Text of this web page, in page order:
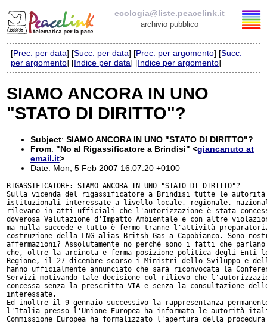
ecologia@liste.peacelink.it
archivio pubblico
Elenco delle liste
Iscrizione / Cancellazione
Policy delle liste di PeaceLink
Informativa sulla privacy
Richieste di rimozione
[Prec. per data] [Succ. per data] [Prec. per argomento] [Succ.
per argomento] [Indice per data] [Indice per argomento]
SIAMO ANCORA IN UNO
"STATO DI DIRITTO"?
Subject: SIAMO ANCORA IN UNO "STATO DI DIRITTO"?
From: "No al Rigassificatore a Brindisi" <giancanuto at
email.it>
Date: Mon, 5 Feb 2007 16:07:20 +0100
RIGASSIFICATORE: SIAMO ANCORA IN UNO "STATO DI DIRITTO"?
Sulla vicenda del rigassificatore a Brindisi tutte le autorità
istituzionali interessate a livello locale, regionale,
rilevano in atti ufficiali che l'autorizzazione è stata
doverosa Valutazione d'Impatto Ambientale e con altre
ma nulla succede e tutto è fermo tranne l'attività
costruzione della LNG alias Britsh Gas a Capobianco. Sono
affermazioni? Assolutamente no perché sono i fatti che parlano
che, oltre la arcinota e ferma posizione politica degli Enti
Regione, il 27 dicembre scorso i Ministri dello Sviluppo e
hanno ufficialmente annunciato che sarà riconvocata la
Servizi motivando tale decisione col rilievo che
concessa senza la prescritta VIA e senza la consultazione
interessate.
Ed inoltre il 9 gennaio successivo la rappresentanza
l'Italia presso l'Unione Europea ha informato le autorità
Commissione Europea ha formalizzato l'apertura della